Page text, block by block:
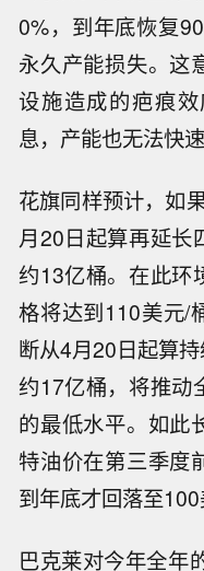
0%，到年底恢复
永久产能损失。这
设施造成的疤痕
息，产能也无法快
花旗同样预计，如
月20日起算再延长
约13亿桶。在此环
格将达到110美元/
断从4月20日起算
约17亿桶，将推动
的最低水平。如此
特油价在第三季度
到年底才回落至100
巴克莱对今年全年